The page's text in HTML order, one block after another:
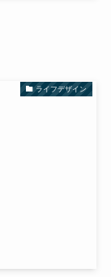
ライフデザイン